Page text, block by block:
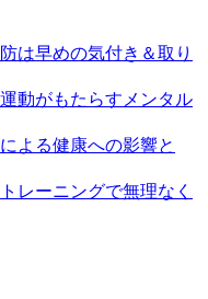
は早めの気付き＆取り
動がもたらすメンタル
よる健康への影響と
レーニングで無理なく